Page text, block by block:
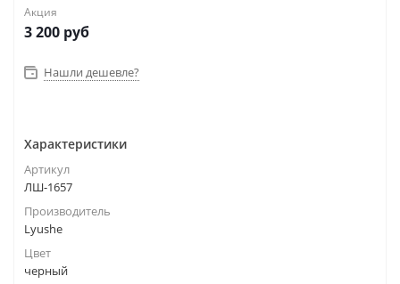
Акция
3 200 руб
Нашли дешевле?
Характеристики
Артикул
ЛШ-1657
Производитель
Lyushe
Цвет
черный